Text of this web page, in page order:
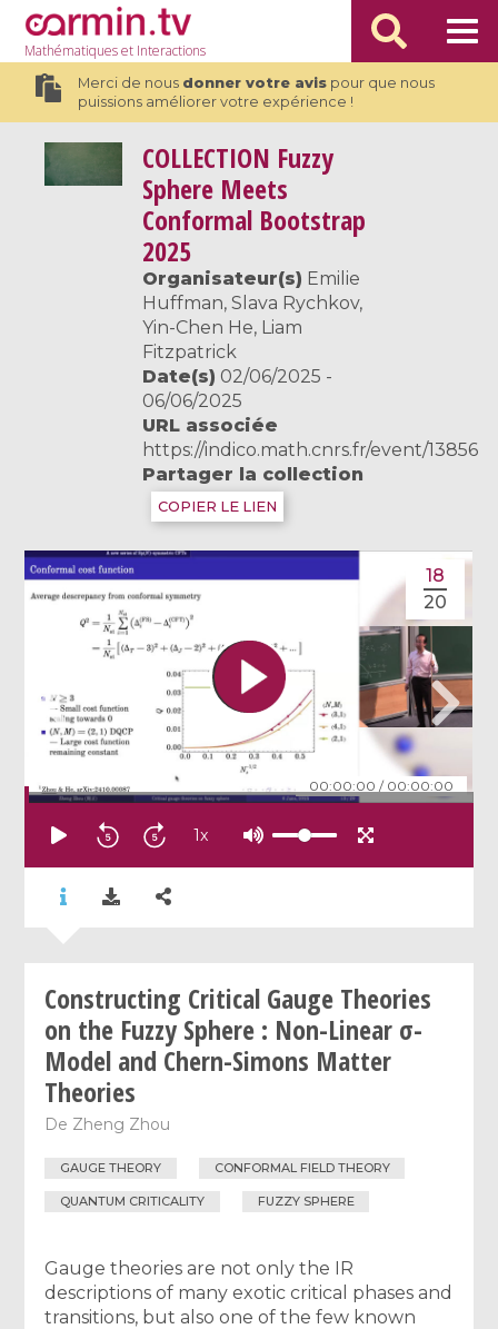
Mathématiqueset Interactions
Merci de nous donner votre avispour que nous
puissions améliorer votre expérience !
COLLECTION Fuzzy
Sphere Meets
Conformal Bootstrap
2025
Organisateur(s) Emilie
Huffman, Slava Rychkov,
Yin-Chen He, Liam
Fitzpatrick
Date(s) 02/06/2025 -
06/06/2025
URL associée
https://indico.math.cnrs.fr/event/13856
Partager la collection
COPIER LE LIEN
00:00:00 / 00:00:00
18
20
1x
Constructing Critical Gauge Theories
on the Fuzzy Sphere : Non-Linear σ-
Model and Chern-Simons Matter
Theories
De Zheng Zhou
GAUGE THEORY CONFORMAL FIELD THEORY
QUANTUM CRITICALITY FUZZY SPHERE
Gauge theories are not only the IR
descriptions of many exotic critical phases and
transitions, but also one of the few known